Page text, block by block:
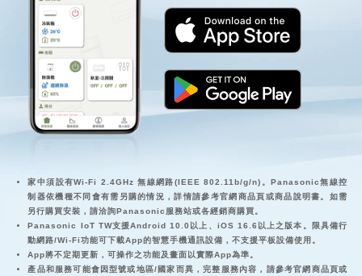
家中須設有Wi-Fi 2.4GHz 無線網路(IEEE 802.11b/g/n)。Panasonic無線控
制器依機種不同會有需另購的情況，詳情請參考官網商品頁或商品說明書。如需
另行購買安裝，請洽詢Panasonic服務站或各經銷商購買。
Panasonic IoT TW支援Android 10.0以上、iOS 16.6以上之版本。限具備行
動網路/Wi-Fi功能可下載App的智慧手機通訊設備，不支援平板設備使用。
App將不定期更新，可操作之功能及畫面以實際App為準。
產品和服務可能會因型號或地區/國家而異，完整服務內容，請參考官網商品頁或